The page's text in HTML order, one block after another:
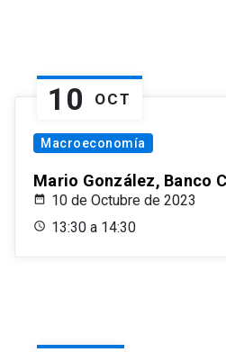
10 OCT
Macroeconomía
Mario González, Banco
10 de Octubre de 2023
13:30 a 14:30